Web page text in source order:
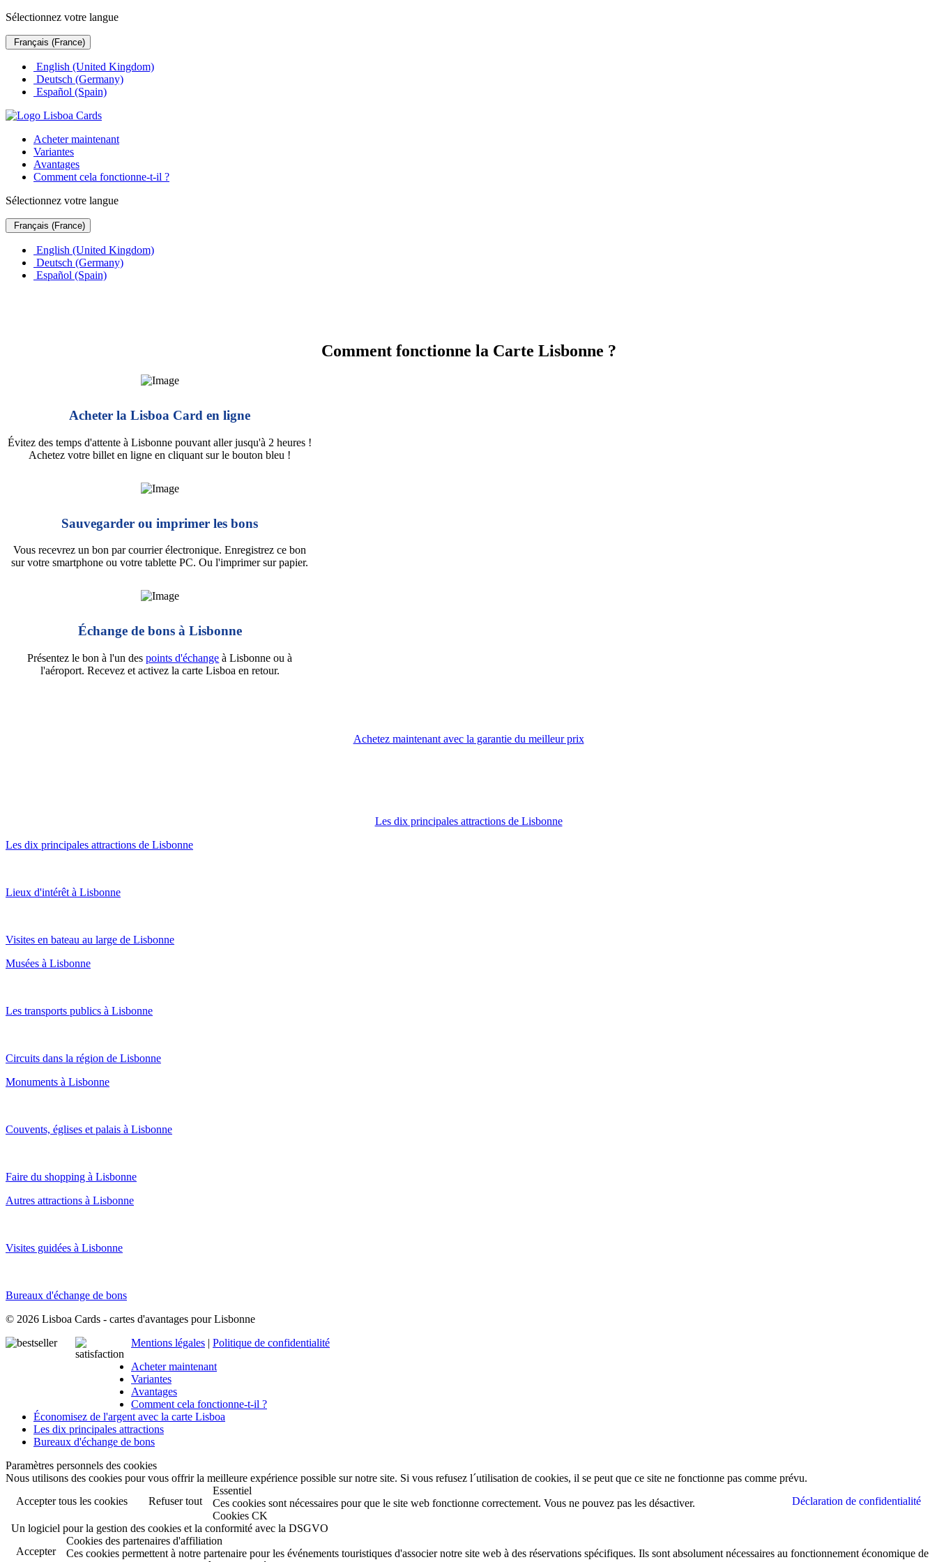
Sélectionnez votre langue
Français (France)
English (United Kingdom)
Deutsch (Germany)
Español (Spain)
Acheter maintenant
Variantes
Avantages
Comment cela fonctionne-t-il ?
Sélectionnez votre langue
Français (France)
English (United Kingdom)
Deutsch (Germany)
Español (Spain)
Comment fonctionne la Carte Lisbonne ?
Acheter la Lisboa Card en ligne
Évitez des temps d'attente à Lisbonne pouvant aller jusqu'à 2 heures !
Achetez votre billet en ligne en cliquant sur le bouton bleu !
Sauvegarder ou imprimer les bons
Vous recevrez un bon par courrier électronique. Enregistrez ce bon
sur votre smartphone ou votre tablette PC. Ou l'imprimer sur papier.
Échange de bons à Lisbonne
Présentez le bon à l'un despoints d'échange à Lisbonne ou à
l'aéroport. Recevez et activez la carte Lisboa en retour.
Achetez maintenant avec la garantie du meilleur prix
Les dix principales attractions de Lisbonne
Les dix principales attractions de Lisbonne
Lieux d'intérêt à Lisbonne
Visites en bateau au large de Lisbonne
Musées à Lisbonne
Les transports publics à Lisbonne
Circuits dans la région de Lisbonne
Monuments à Lisbonne
Couvents, églises et palais à Lisbonne
Faire du shopping à Lisbonne
Autres attractions à Lisbonne
Visites guidées à Lisbonne
Bureaux d'échange de bons
© 2026 Lisboa Cards - cartes d'avantages pour Lisbonne
Mentions légales | Politique de confidentialité
Acheter maintenant
Variantes
Avantages
Comment cela fonctionne-t-il ?
Économisez de l'argent avec la carte Lisboa
Les dix principales attractions
Bureaux d'échange de bons
Paramètres personnels des cookies
Nous utilisons des cookies pour vous offrir la meilleure expérience possible sur notre site. Si vous refusez l´utilisation de cookies, il se peut que ce site ne fonctionne pas comme prévu.
Accepter tous les cookies
Refuser tout Déclaration de confidentialité
Essentiel
Ces cookies sont nécessaires pour que le site web fonctionne correctement. Vous ne pouvez pas les désactiver.
Cookies CK
Un logiciel pour la gestion des cookies et la conformité avec la DSGVO
Accepter
Cookies des partenaires d'affiliation
Ces cookies permettent à notre partenaire pour les événements touristiques d'associer notre site web à des réservations spécifiques. Ils sont absolument nécessaires au fonctionnement économique de